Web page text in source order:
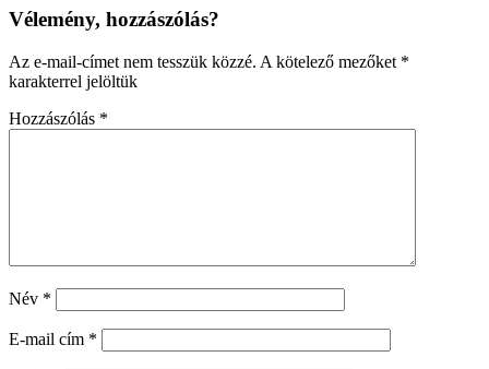
Vélemény, hozzászólás?
Az e-mail-címet nem tesszük közzé. A kötelező mezőket *
karakterrel jelöltük
Hozzászólás *
Név *
E-mail cím *